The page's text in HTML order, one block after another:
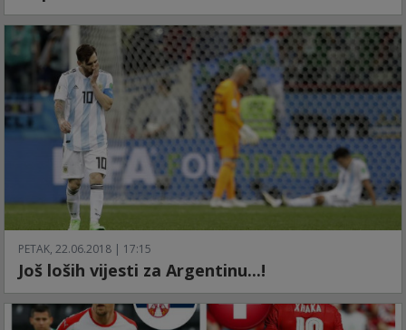
PETAK, 22.06.2018 | 17:15
Još loših vijesti za Argentinu...!